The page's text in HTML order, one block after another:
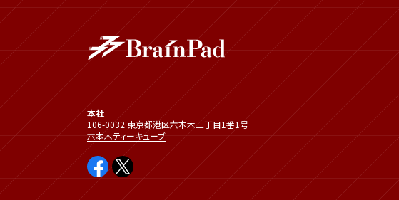
本社
106-0032 東京都港区六本木三丁目1番1号
六本木ティーキューブ